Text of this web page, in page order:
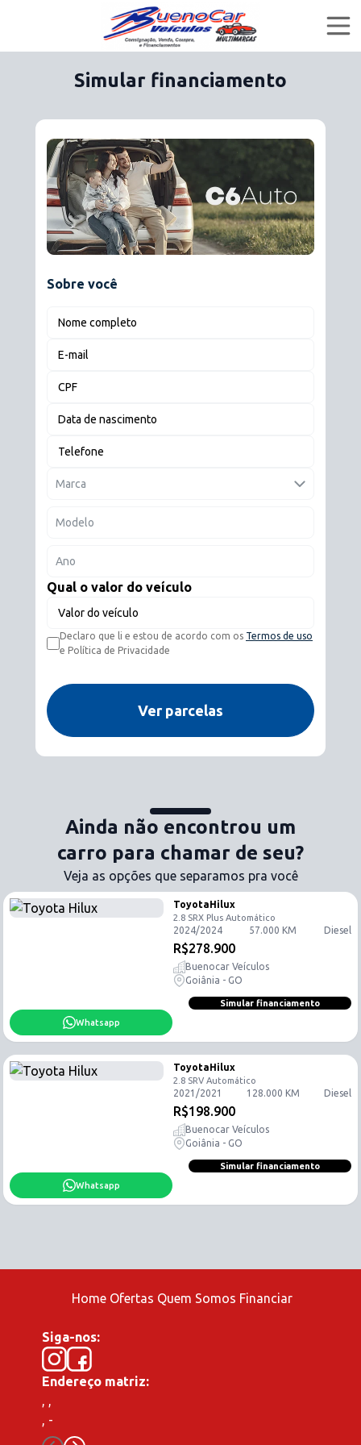
Ofertas
Financiar
Quem Somos
buenocar_veiculos
Simular financiamento
Sobre você
Nome completo
E-mail
CPF
Data de nascimento
Telefone
Marca
Modelo
Ano
Qual o valor do veículo
Valor do veículo
Declaro que li e estou de acordo com os Termos de uso
e Política de Privacidade
Ver parcelas
Ainda não encontrou um
carro para chamar de seu?
Veja as opções que separamos pra você
Toyota Hilux
2.8 SRX Plus Automático
2024/2024 57.000 KM Diesel
R$278.900
Buenocar Veículos
Goiânia - GO
Simular financiamento
Whatsapp
Toyota Hilux
2.8 SRV Automático
2021 /2021 128.000 KM Diesel
R$198.900
Buenocar Veículos
Goiânia - GO
Simular financiamento
Whatsapp
Home Ofertas Quem Somos Financiar
Siga-nos:
Endereço matriz:
, ,
, -